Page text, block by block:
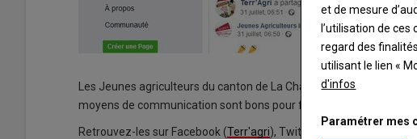
Les Jeunes agriculteurs du canton de La Châtre-Sainte-Sainte-
moyens de communication sont bons pour faire connaître
Retrouvez-les sur Facebook (Terr'agri), Twitter, Instagram (
et de mesure
l’utilisation de
regard des
utilisant le lien «
d'infos
Paramétrer mes